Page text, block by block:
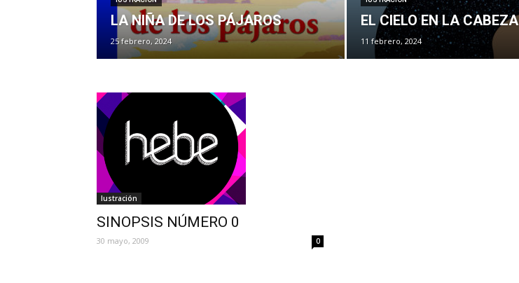
LA NIÑA DE LOS PÁJAROS
25 febrero, 2024
EL CIELO EN LA CABEZA
11 febrero, 2024
Iustración
SINOPSIS NÚMERO 0
30 mayo, 2009 0